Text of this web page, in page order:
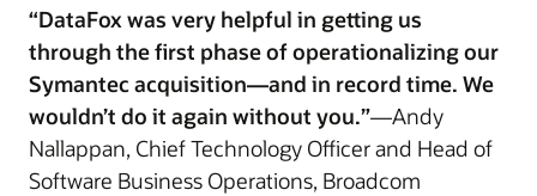
“DataFox was very helpful in getting us
through the first phase of operationalizing our
Symantec acquisition—and in record time. We
wouldn’t do it again without you.”—Andy
Nallappan, Chief Technology Officer and Head of
Software Business Operations, Broadcom